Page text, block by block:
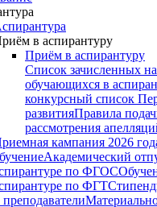
в аспирантуру
Приём в аспирантуру
Список зачисленных
обучающихся в
конкурсный список
развитияПравила
рассмотрения
кампания 2026
Академический
по ФГОС
по ФГТ
преподаватели